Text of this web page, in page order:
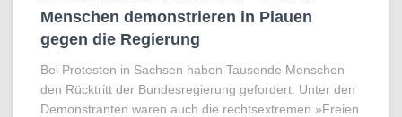
Menschen demonstrieren in Plauen
gegen die Regierung
Bei Protesten in Sachsen haben Tausende Menschen
den Rücktritt der Bundesregierung gefordert. Unter den
Demonstranten waren auch die rechtsextremen »Freien